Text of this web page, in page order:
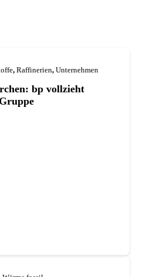
, Raffinerien, Unternehmen
bp vollzieht